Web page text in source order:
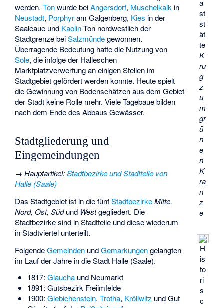
a
st
st
ät
te
K
ru
g
z
u
m
gr
ü
n
e
n
K
ra
n
z
e
H
is
to
ri
s
c
werden.Tonwurde beiAngersdorf, Muschelkalk in
Neustadt, Porphyram Galgenberg, Kies in der
Saaleaue und Kaolin-Ton nordwestlich der
Stadtgrenze beiSalzmündegewonnen.
Überragende Bedeutung hatte die Nutzung von
Sole, die infolge der Halleschen
Marktplatzverwerfungan einigen Stellen im
Stadtgebiet gefördert werden konnte. Heute spielt
die Gewinnung von Bodenschätzen aus dem Gebiet
der Stadt keine Rolle mehr. Viele Tagebaue bilden
nach dem Ende des Abbaus Gewässer.
Stadtgliederung und
Eingemeindungen
→Hauptartikel:Stadtbezirke und Stadtteile von
Halle (Saale)
Das Stadtgebiet ist in die fünfStadtbezirke Mitte,
Nord, Ost, Südund Westgegliedert. Die
Stadtbezirke sind in Stadtteile und diese wiederum
in Stadtviertel unterteilt.
FolgendeGemeinden undGemarkungengelangten
im Lauf der Jahre in die Stadt Halle (Saale).
1817: Glauchaund Neumarkt
1891: Gutsbezirk Freiimfelde
1900: Giebichenstein, Trotha, Kröllwitz undGut